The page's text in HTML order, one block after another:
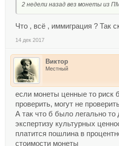
2 недели назад вез монеты из
Что , всё , иммиграция ? Так
14 дек 2017
Виктор
Местный
если монеты ценные то риск
проверить, могут не
А так что б было легально
экспертизу культурных
платится пошлина в
стоимости монеты